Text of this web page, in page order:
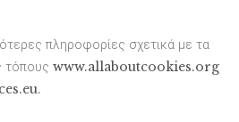
πληροφορίες σχετικά με τα
τόπους www.allaboutcookies.org
.